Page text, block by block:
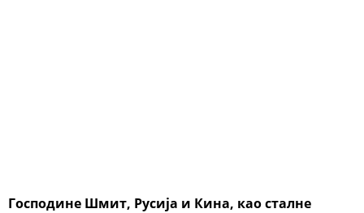
Господине Шмит, Русија и Кина, као сталне